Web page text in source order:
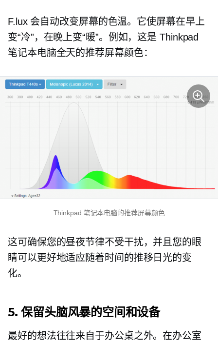
F.lux 会自动改变屏幕的色温。它使屏幕在早上
变“冷”，在晚上变“暖”。例如，这是 Thinkpad
笔记本电脑全天的推荐屏幕颜色：
Thinkpad 笔记本电脑的推荐屏幕颜色
这可确保您的昼夜节律不受干扰，并且您的眼
睛可以更好地适应随着时间的推移日光的变
化。
5. 保留头脑风暴的空间和设备
最好的想法往往来自于办公桌之外。在办公室